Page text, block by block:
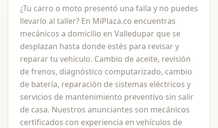
¿Tu carro o moto presentó una falla y no puedes
llevarlo al taller? En MiPlaza.co encuentras
mecánicos a domicilio en Valledupar que se
desplazan hasta donde estés para revisar y
reparar tu vehículo. Cambio de aceite, revisión
de frenos, diagnóstico computarizado, cambio
de batería, reparación de sistemas eléctricos y
servicios de mantenimiento preventivo sin salir
de casa. Nuestros anunciantes son mecánicos
certificados con experiencia en vehículos de